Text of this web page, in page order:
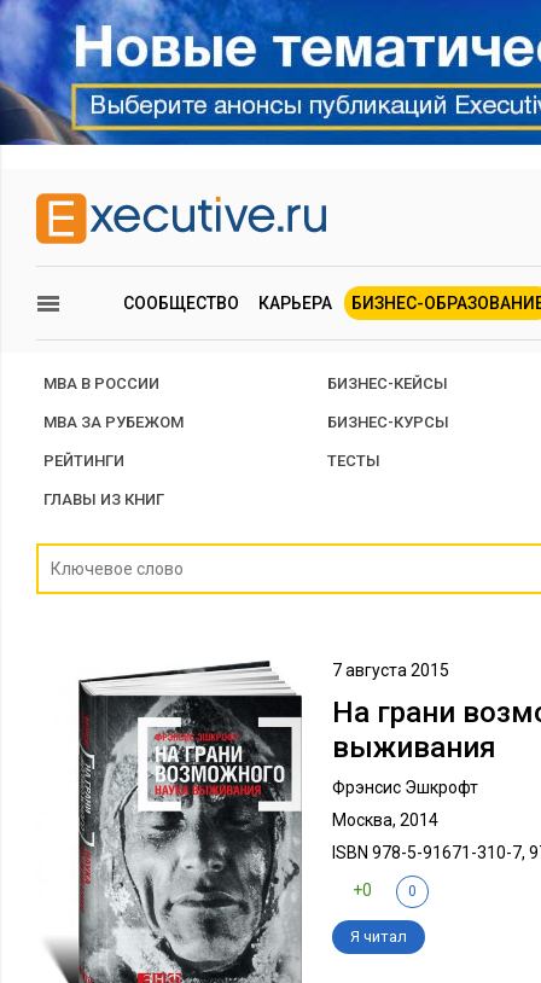
СООБЩЕСТВО КАРЬЕРА БИЗНЕС-
MBA В РОССИИ
MBA ЗА РУБЕЖОМ
РЕЙТИНГИ
ГЛАВЫ ИЗ КНИГ
БИЗНЕС-КЕЙСЫ
БИЗНЕС-КУРСЫ
ТЕСТЫ
7 августа 2015
На грани
выживания
Фрэнсис Эшкрофт
Москва, 2014
ISBN 978-5-91671-310-7,
+0
0
Я читал